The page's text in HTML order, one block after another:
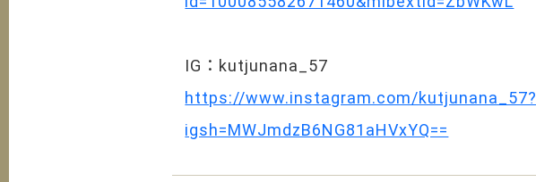
IG：kutjunana_57
https://www.instagram.com/kutjunana_57?
igsh=MWJmdzB6NG81aHVxYQ==